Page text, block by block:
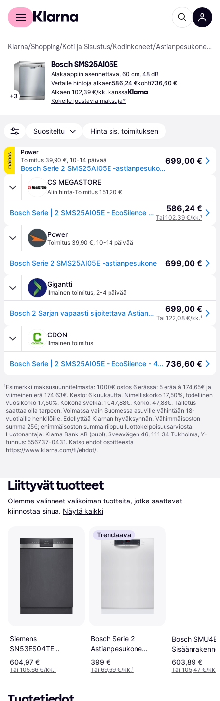
Kuluttajille
Klarna/Shopping/Koti ja Sisustus/Kodinkoneet/ Astianpesukoneet
+3
Bosch SMS25AI05E
Alakaappiin asennettava, 60 cm, 48 dB
Vertaile hintoja alkaen586,24 €kohti736,60 €
Alkaen 102,39 €/kk. kanssa
Kokeile joustavia maksuja*
Suositeltu Hinta sis. toimituksen
mainos
Power
Toimitus 39,90 €, 10-14 päivää
Bosch Serie 2 SMS25AI05E -astianpesukone
699,00 €
CS MEGASTORE
Alin hinta·Toimitus 151,20 €
Bosch Serie | 2 SMS25AI05E - EcoSilence - 48 dB 586,24 €
Tai 102,39 €/kk.¹
Power
Toimitus 39,90 €, 10-14 päivää
Bosch Serie 2 SMS25AI05E -astianpesukone 699,00 €
Gigantti
Ilmainen toimitus, 2-4 päivää
Bosch 2 Sarjan vapaasti sijoitettava Astianpesukone SMS25AI05E (Teräs/Hopea) 699,00 €
Tai 122,08 €/kk.¹
CDON
Ilmainen toimitus
Bosch Serie | 2 SMS25AI05E - EcoSilence - 48 dB 736,60 €
¹Esimerkki maksusuunnitelmasta: 1000€ ostos 6 erässä: 5 erää à 174,65€ ja
viimeinen erä 174,63€. Kesto: 6 kuukautta. Nimelliskorko 17,50%, todellinen
vuosikorko 17,50%. Kokonaisvelka: 1047,88€. Korko: 47,88€. Talletus
saattaa olla tarpeen. Voimassa vain Suomessa asuville vähintään 18-
vuotiaille henkilöille. Edellyttää Klarnan hyväksynnän. Vähimmäisoston
summa 25€; enimmäisoston summa riippuu luottokelpoisuusarviosta.
Luotonantaja: Klarna Bank AB (publ), Sveavägen 46, 111 34 Tukholma, Y-
tunnus: 556737-0431. Katso ehdot osoitteesta
https://www.klarna.com/fi/ehdot/.
Liittyvät tuotteet
Olemme valinneet valikoiman tuotteita, jotka saattavat
kiinnostaa sinua. Näytä kaikki
Siemens
SN53ES04TE
Astianpesukone Musta
604,97 €
Tai 105,66 €/kk.¹
Trendaava
Bosch Serie 2
Astianpesukone
SMU26AW11S
399 €
Tai 69,69 €/kk.¹
Bosch
603,89 €
Tai 105,47 €/kk.